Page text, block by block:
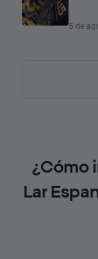
5 de
¿Cómo
Lar